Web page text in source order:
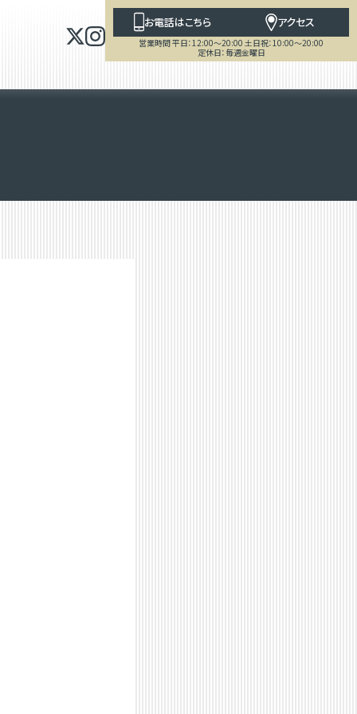
お電話はこちら アクセス
営業時間 平日：12:00～20:00 土日祝：10:00～20:00
定休日：毎週金曜日